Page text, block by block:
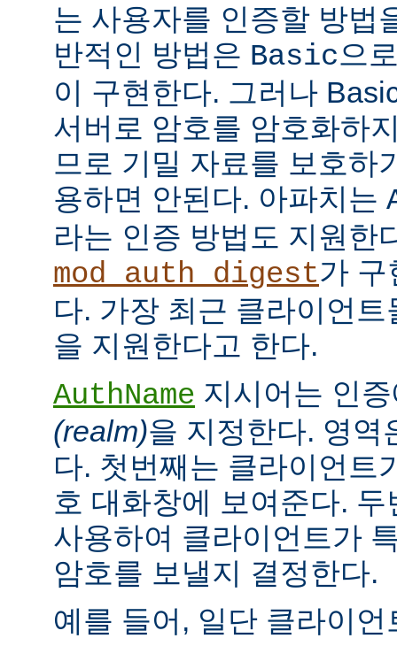
는 사용자를 인증할 방법
반적인 방법은 Basic으
이 구현한다. 그러나
서버로 암호를 암호화하
므로 기밀 자료를 보호하
용하면 안된다. 아파치는
라는 인증 방법도 지원한
mod_auth_digest가 구
다. 가장 최근 클라이언
을 지원한다고 한다.
AuthName 지시어는 인
(realm)을 지정한다. 영역
다. 첫번째는 클라이언트
호 대화창에 보여준다.
사용하여 클라이언트가
암호를 보낼지 결정한다.
예를 들어, 일단 클라이